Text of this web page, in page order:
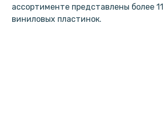
ассортименте представлены более
виниловых пластинок.